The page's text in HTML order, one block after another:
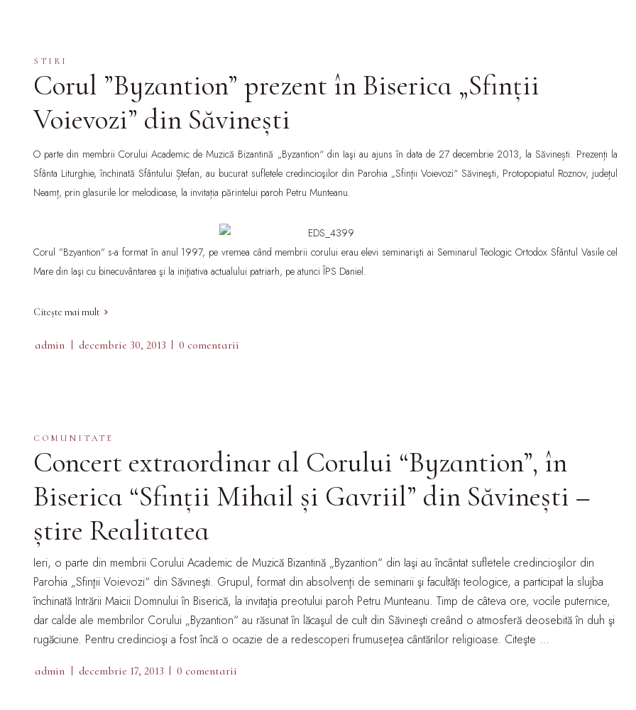
STIRI
Corul ”Byzantion” prezent în Biserica „Sfinții
Voievozi” din Săvinești
O parte din membrii Corului Academic de Muzică Bizantină „Byzantion“ din Iaşi au ajuns în data de 27 decembrie 2013, la Săvinești. Prezenți la
Sfânta Liturghie, închinată Sfântului Ștefan, au bucurat sufletele credincioşilor din Parohia „Sfinţii Voievozi“ Săvineşti, Protopopiatul Roznov, județul
Neamț, prin glasurile lor melodioase, la invitația părintelui paroh Petru Munteanu.
Corul ”Bzyantion” s-a format în anul 1997, pe vremea când membrii corului erau elevi seminarişti ai Seminarul Teologic Ortodox Sfântul Vasile cel
Mare din Iaşi cu binecuvântarea şi la iniţiativa actualului patriarh, pe atunci ÎPS Daniel.
Citește mai mult
admin decembrie 30, 2013 0 comentarii
COMUNITATE
Concert extraordinar al Corului “Byzantion”, în
Biserica “Sfinţii Mihail şi Gavriil” din Săvineşti –
ştire Realitatea
Ieri, o parte din membrii Corului Academic de Muzică Bizantină „Byzantion“ din Iaşi au încântat sufletele credincioşilor din
Parohia „Sfinţii Voievozi“ din Săvineşti. Grupul, format din absolvenţi de seminarii şi facultăţi teologice, a participat la slujba
închinată Intrării Maicii Domnului în Biserică, la invitaţia preotului paroh Petru Munteanu. Timp de câteva ore, vocile puternice,
dar calde ale membrilor Corului „Byzantion“ au răsunat în lăcaşul de cult din Săvineşti creând o atmosferă deosebită în duh şi
rugăciune. Pentru credincioşi a fost încă o ocazie de a redescoperi frumuseţea cântărilor religioase. Citeşte …
admin decembrie 17, 2013 0 comentarii